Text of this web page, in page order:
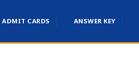
ADMIT CARDS ANSWER KEY